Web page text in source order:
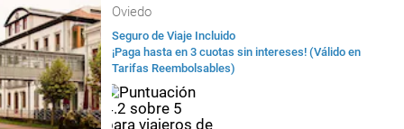
Oviedo
Seguro de Viaje Incluido
¡Paga hasta en 3 cuotas sin intereses! (Válido en
Tarifas Reembolsables)